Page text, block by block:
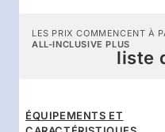
LES PRIX COMMENCENT À
ALL-INCLUSIVE PLUS
liste
ÉQUIPEMENTS ET